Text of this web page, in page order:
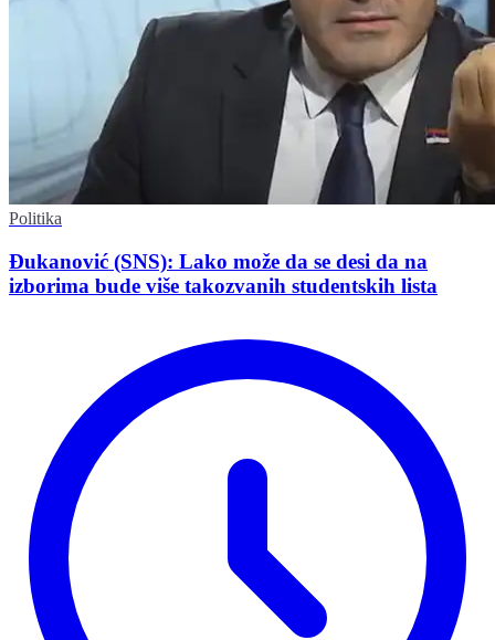
Politika
Đukanović (SNS): Lako može da se desi da na
izborima bude više takozvanih studentskih lista